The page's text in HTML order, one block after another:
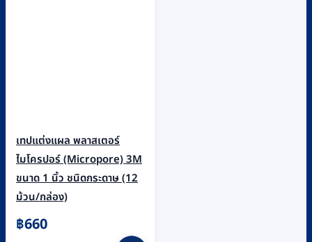
เทปแต่งแผล พลาสเตอร์
ไมโครปอร์ (Micropore) 3M
ขนาด 1 นิ้ว ชนิดกระดาษ (12
ม้วน/กล่อง)
฿660